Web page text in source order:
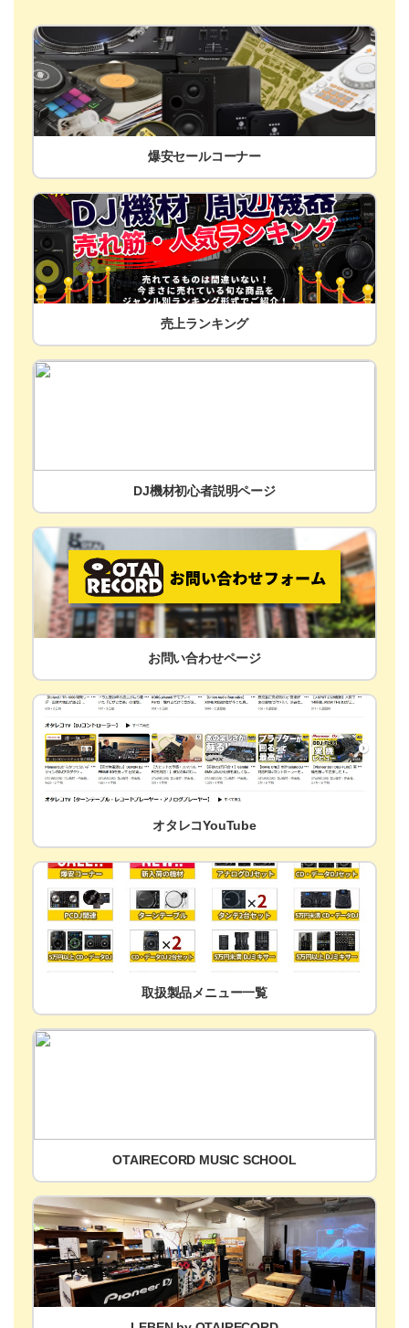
爆安セールコーナー
売上ランキング
DJ機材初心者説明ページ
お問い合わせページ
オタレコYouTube
取扱製品メニュー一覧
OTAIRECORD MUSIC SCHOOL